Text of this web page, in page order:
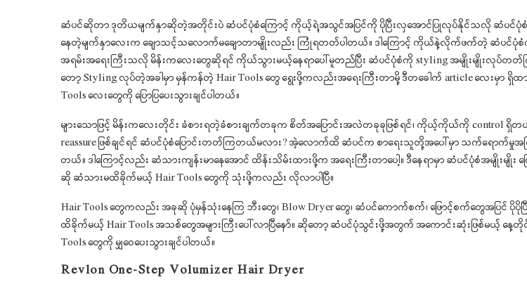
ဆံပင်ဆိုတာ ဒုတိယမျက်နှာဆိုတဲ့အတိုင်းပဲ ဆံပင်ပုံစံကြောင့် ကိုယ့်ရဲ့အသွင်အပြင်ကို ပိုပြီးလှအောင်ပြုလုပ်နိုင်သလို ဆံပင်ပုံ
နေတဲ့မျက်နှာလေးက ချောသင့်သလောက်မချောတာမျိုးလည်း ကြုံရတတ်ပါတယ်။ ဒါကြောင့် ကိုယ်နဲ့လိုက်ဖက်တဲ့ ဆံပင်ပုံစံ
အရမ်းအရေးကြီးသလို မိန်းကလေးတွေဆိုရင် ကိုယ်သွားမယ့်နေရာပေါ်မူတည်ပြီး ဆံပင်ပုံစံကို styling အမျိုးမျိုးလုပ်တ
တော့ Styling လုပ်တဲ့အခါမှာ မှန်ကန်တဲ့ Hair Tools တွေ ရွေးဖို့ကလည်းအရေးကြီးတာမို့ ဒီတခေါက် article လေးမှာ ရှိ
Tools လေးတွေကို ပြောပြပေးသွားချင်ပါတယ်။
များသောဖြင့် မိန်းကလေးတိုင်း ခံစားရတဲ့ခံစားချက်တခုက စိတ်အပြောင်းအလဲတခုခုဖြစ်ရင်၊ ကိုယ့်ကိုယ်ကို control ရှိတ
reassure ဖြစ်ချင်ရင် ဆံပင်ပုံစံပြောင်းတတ်ကြတယ်မလား? အဲ့လောက်ထိ ဆံပင်က စာရေးသူတို့အပေါ်မှာ သက်ရောက်မှုအ
တယ်။ ဒါကြောင့်လည်း ဆံသားကျန်းမာနေအောင် ထိန်းသိမ်းထားဖို့က အရေးကြီးတာပေါ့။ ဒီနေရာမှာ ဆံပင်ပုံစံအမျိုးမျို
ဆို ဆံသားမထိခိုက်မယ့် Hair Tools တွေကို သုံးဖို့ကလည်း လိုလာပါပြီ။
Hair Tools တွေကလည်း အခုဆို ပုံမှန်သုံးနေကြ ဘီးတွေ၊ Blow Dryer တွေ၊ ဆံပင်ကောက်စက်၊ ဖြောင့်စက်တွေအပြင် ပိုပို
ထိခိုက်မယ့် Hair Tools အသစ်တွေအများကြီးပေါ်လာပြီနော်။ ဆိုတော့ ဆံပင်ပုံသွင်းဖို့အတွက် အကောင်းဆုံးဖြစ်မယ့် နေ့
Tools တွေကို မျှဝေပေးသွားချင်ပါတယ်။
Revlon One-Step Volumizer Hair Dryer